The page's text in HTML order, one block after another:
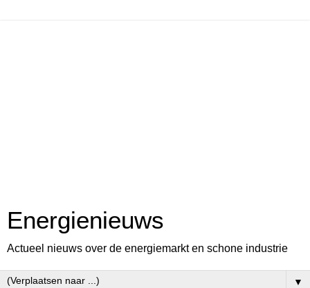
Energienieuws
Actueel nieuws over de energiemarkt en schone industrie
▼